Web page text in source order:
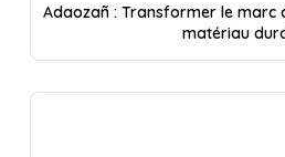
Adaozañ : Transformer le marc
matériau